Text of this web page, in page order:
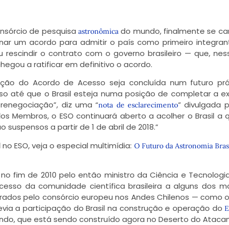
de pesquisaastronômica do mundo, finalmente se
um acordo para admitir o país como primeiro
rescindir o contrato com o governo brasileiro — que,
a ratificar em definitivo o acordo.
do Acordo de Acesso seja concluída num futuro
até que o Brasil esteja numa posição de completar a
diz uma “nota de esclarecimento” divulgada
Membros, o ESO continuará aberto a acolher o Brasil a
a partir de 1 de abril de 2018.”
ESO, veja o especial multimídia: O Futuro da Astronomia
fim de 2010 pelo então ministro da Ciência e
da comunidade científica brasileira a alguns dos
pelo consórcio europeu nos Andes Chilenos — como o
a participação do Brasil na construção e operação do
que está sendo construído agora no Deserto do